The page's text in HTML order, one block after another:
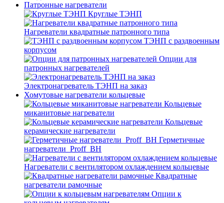
Патронные нагреватели
Круглые ТЭНП
Нагреватели квадратные патронного типа
ТЭНП с раздвоенным
корпусом
Опции для
патронных нагревателей
Электронагреватель ТЭНП на заказ
Хомутовые нагреватели кольцевые
Кольцевые
миканитовые нагреватели
Кольцевые
керамические нагреватели
Герметичные
нагреватели_Proff_BH
Нагреватели с вентилятором охлаждением кольцевые
Квадратные
нагреватели рамочные
Опции к